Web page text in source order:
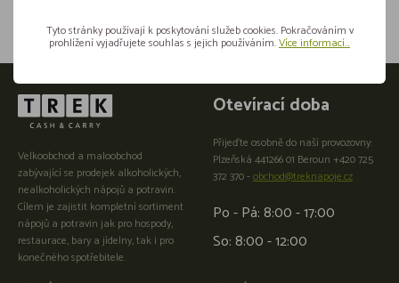
Velkoobchod a maloobchod
zabývající se prodejek alkoholických,
nealkoholických nápojů a potravin.
Cílem je zajistit kompletní sortiment
nápojů a potravin jak pro hospody,
restaurace, bary a jídelny, tak i pro
konečného spotřebitele.
Otevírací doba
Přijeďte osobně do naší provozovny:
Plzeňská 441266 01 Beroun +420 725
372 370 -obchod@treknapoje.cz
Po - Pá: 8:00 - 17:00
So: 8:00 - 12:00
Tyto stránky používají k poskytování služeb cookies. Pokračováním v
prohlížení vyjadřujete souhlas s jejich používáním.Více informací...